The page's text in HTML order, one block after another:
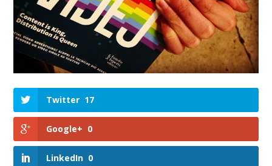
Twitter 17
Google+ 0
LinkedIn 0